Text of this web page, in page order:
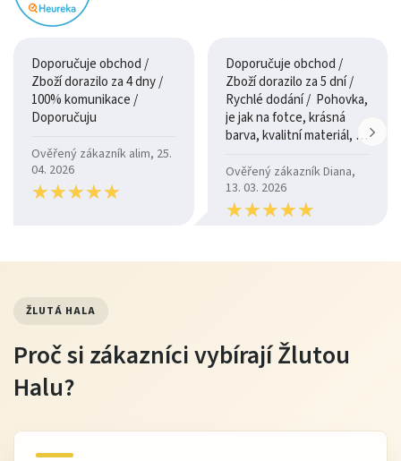
nekladou), samotná výroba pak může trvat více jak měcíc.
Finální vytvrzení nastává zhruba po dvou až třech
týdnech, po této době pryskyřice získá vlastnosti, které ji
dovolují obrábět a brousit jako dřevo.
Pro výrobu je vždy použita (po vytvrzení) zdravotně
nezávadná pryskyřice s certifikátem ZÚ. (ke stažení v
Doporučuje obchod /
Zboží dorazilo za 4 dny /
100% komunikace /
Doporučuju
Ověřený zákazník alim, 25.
04. 2026
★★★★★
★★★★★
Doporučuje obchod /
Zboží dorazilo za 5 dní /
Rychlé dodání / Pohovka,
je jak na fotce, krásná
barva, kvalitní materiál, a
Ověřený zákazník Diana,
13. 03. 2026
★★★★★
★★★★★
ŽLUTÁ HALA
Proč si zákazníci vybírají Žlutou
Halu?